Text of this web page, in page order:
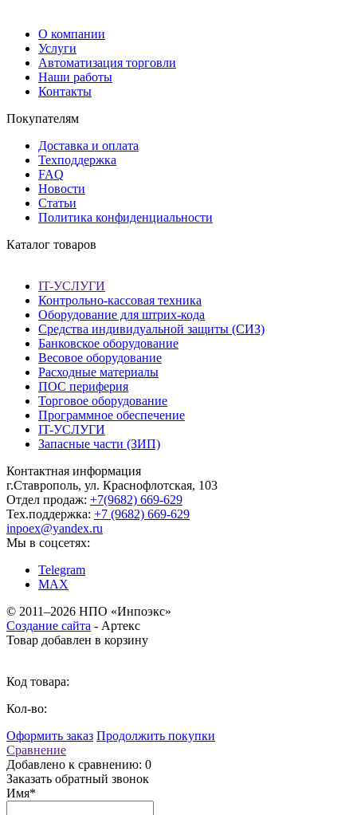
О компании
Услуги
Автоматизация торговли
Наши работы
Контакты
Покупателям
Доставка и оплата
Техподдержка
FAQ
Новости
Статьи
Политика конфиденциальности
Каталог товаров
IT-УСЛУГИ
Контрольно-кассовая техника
Оборудование для штрих-кода
Средства индивидуальной защиты (СИЗ)
Банковское оборудование
Весовое оборудование
Расходные материалы
ПОС периферия
Торговое оборудование
Программное обеспечение
IT-УСЛУГИ
Запасные части (ЗИП)
Контактная информация
г.Ставрополь, ул. Краснофлотская, 103
Отдел продаж: +7(9682) 669-629
Тех.поддержка: +7 (9682) 669-629
inpoex@yandex.ru
Мы в соцсетях:
Telegram
MAX
© 2011–2026 НПО «Инпоэкс»
Создание сайта - Артекс
Товар добавлен в корзину
Код товара:
Кол-во:
Оформить заказ Продолжить покупки
Сравнение
Добавлено к сравнению: 0
Заказать обратный звонок
Имя*